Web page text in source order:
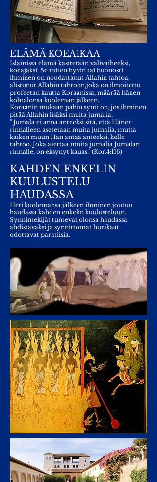
ELÄMÄ KOEAIKAA
Islamissa elämä käsitetään välivaiheeksi,
koeajaksi. Se miten hyvin tai huonosti
ihminen on noudattanut Allahin tahtoa,
alistunut Allahin tahtoon,joka on ilmoitettu
profeetan kautta Koraanissa, määrää hänen
kohtalonsa kuoleman jälkeen.
Koraanin mukaan pahin synti on, jos ihminen
pitää Allahin lisäksi muita jumalia.
" Jumala ei anna anteeksi sitä, että Hänen
rinnalleen asetetaan muita jumalia, mutta
kaiken muun Hän antaa anteeksi, kelle
tahtoo. Joka asettaa muita jumalia Jumalan
rinnalle, on eksynyt kauas." (Kor.4:116)
KAHDEN ENKELIN
KUULUSTELU
HAUDASSA
Heti kuolemansa jälkeen ihminen joutuu
haudassa kahden enkelin kuulusteluun.
Synnintekijät tuntevat olonsa haudassa
ahdistavaksi ja synnittömät hurskaat
odottavat paratiisia.